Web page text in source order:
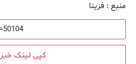
منبع : فرینا
کپی لینک خبر